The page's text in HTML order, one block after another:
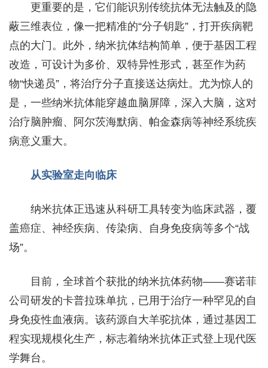
更重要的是，它们能识别传统抗体无法触及的隐
蔽三维表位，像一把精准的“分子钥匙”，打开疾病靶
点的大门。此外，纳米抗体结构简单，便于基因工程
改造，可设计为多价、双特异性形式，甚至作为药
物“快递员”，将治疗分子直接送达病灶。尤为惊人的
是，一些纳米抗体能穿越血脑屏障，深入大脑，这对
治疗脑肿瘤、阿尔茨海默病、帕金森病等神经系统疾
病意义重大。
从实验室走向临床
纳米抗体正迅速从科研工具转变为临床武器，覆
盖癌症、神经疾病、传染病、自身免疫病等多个“战
场”。
目前，全球首个获批的纳米抗体药物——赛诺菲
公司研发的卡普拉珠单抗，已用于治疗一种罕见的自
身免疫性血液病。该药源自大羊驼抗体，通过基因工
程实现规模化生产，标志着纳米抗体正式登上现代医
学舞台。